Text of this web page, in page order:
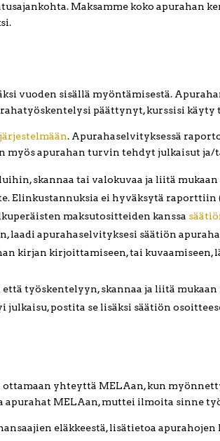
Maksamme koko apurahan
vuoden sisällä myöntämisestä.
päättynyt, kurssisi käyty
. Apurahaselvityksessä
myös apurahan turvin tehdyt julkaisut
skannaa tai valokuvaa ja liitä
Elinkustannuksia ei hyväksytä
maksutositteiden kanssa
laadi apurahaselvityksesi säätiön
kirjan kirjoittamiseen, tai kuvaamiseen,
työskentelyyn, skannaa ja liitä
julkaisu, postita se lisäksi säätiön
yhteyttä MELAan, kun
MELAan, muttei ilmoita sinne
eläkkeestä, lisätietoa